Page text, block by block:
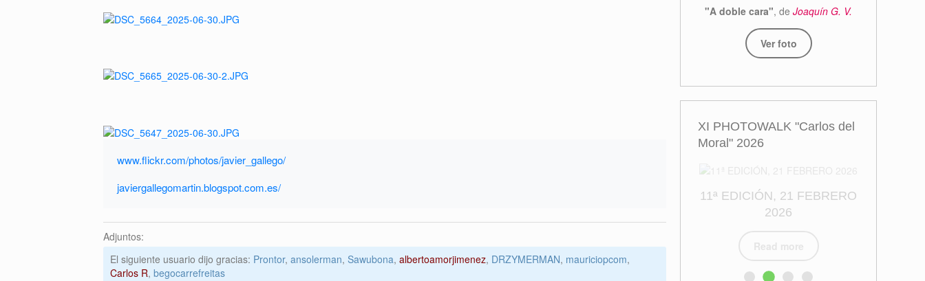
www.flickr.com/photos/javier_gallego/
javiergallegomartin.blogspot.com.es/
Adjuntos:
El siguiente usuario dijo gracias: Prontor, ansolerman, Sawubona, albertoamorjimenez, DRZYMERMAN, mauriciopcom,
Carlos R, begocarrefreitas
"A doble cara", de Joaquín G. V.
Ver foto
XI PHOTOWALK "Carlos del
Moral" 2026